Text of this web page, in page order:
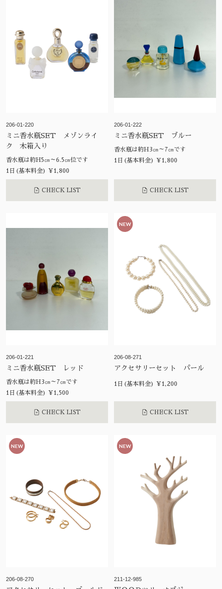
206-01-220
ミニ香水瓶SET メゾンライ
ク 木箱入り
香水瓶は約H5㎝～6.5㎝位です
1日(基本料金) ¥1,800
CHECK LIST
206-01-222
ミニ香水瓶SET ブルー
香水瓶は約H3㎝～7㎝です
1日(基本料金) ¥1,800
CHECK LIST
206-01-221
ミニ香水瓶SET レッド
香水瓶は約H3㎝～7㎝です
1日(基本料金) ¥1,500
CHECK LIST
NEW
206-08-271
アクセサリーセット パール
1日(基本料金) ¥1,200
CHECK LIST
NEW
206-08-270
NEW
211-12-985